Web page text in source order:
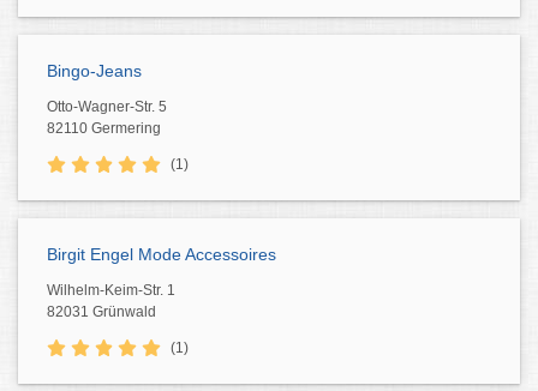
Bingo-Jeans
Otto-Wagner-Str. 5
82110 Germering
(1)
Birgit Engel Mode Accessoires
Wilhelm-Keim-Str. 1
82031 Grünwald
(1)